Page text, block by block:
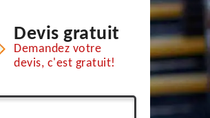
Devis gratuit
Demandez votre
devis, c'est gratuit!